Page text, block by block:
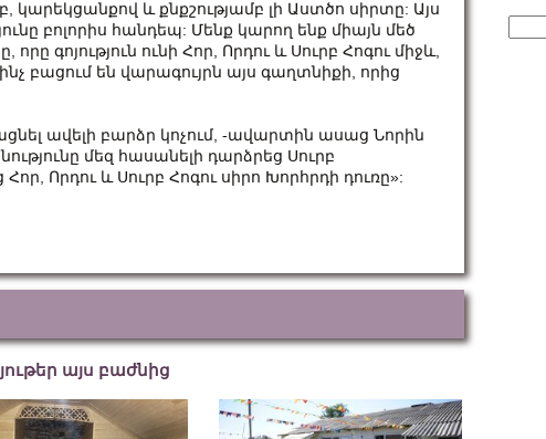
կարեկցանքով և քնքշությամբ լի Աստծո սիրտը: Այս
բոլորիս հանդեպ: Մենք կարող ենք միայն մեծ
գոյություն ունի Հոր, Որդու և Սուրբ Հոգու միջև,
բացում են վարագույրն այս գաղտնիքի, որից
ավելի բարձր կոչում, -ավարտին ասաց Նորին
մեզ հասանելի դարձրեց Սուրբ
Որդու և Սուրբ Հոգու սիրո Խորհրդի դուռը»:
այս բաժնից
for: